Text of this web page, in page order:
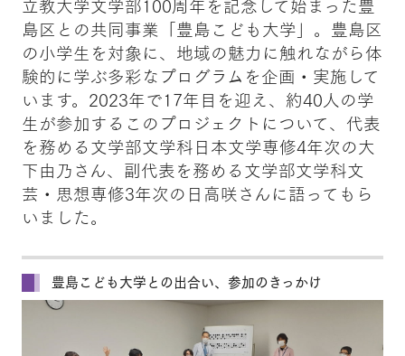
島区との共同事業「豊島こども大学」。豊島区
の小学生を対象に、地域の魅力に触れながら体
験的に学ぶ多彩なプログラムを企画・実施して
います。2023年で17年目を迎え、約40人の学
生が参加するこのプロジェクトについて、代表
を務める文学部文学科日本文学専修4年次の大
下由乃さん、副代表を務める文学部文学科文
芸・思想専修3年次の日高咲さんに語ってもら
いました。
豊島こども大学との出合い、参加のきっかけ